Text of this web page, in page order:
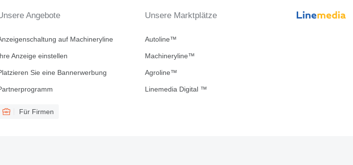
Angebote
auf Machineryline
Anzeige einstellen
Sie eine Bannerwerbung
Für Firmen
Unsere Marktplätze
Autoline™
Machineryline™
Agroline™
Linemedia Digital ™